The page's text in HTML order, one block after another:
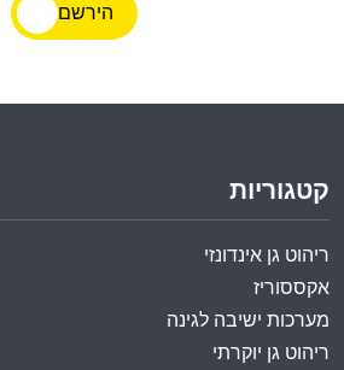
הירשם
קטגוריות
ריהוט גן אינדונזי
אקססוריז
מערכות ישיבה לגינה
ריהוט גן יוקרתי